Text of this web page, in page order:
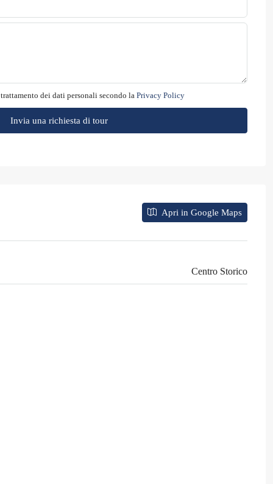
dei dati personali secondo la Privacy Policy
Invia una richiesta di tour
Apri in Google Maps
Centro Storico